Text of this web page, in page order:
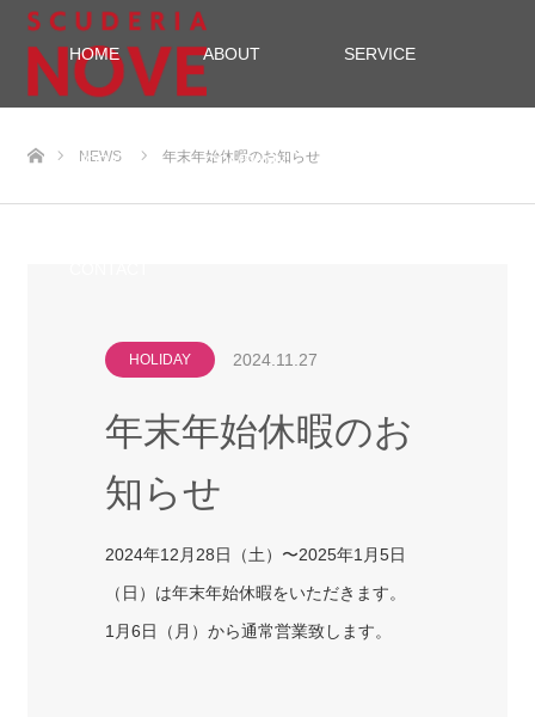
HOME ABOUT SERVICE
WORK COMPANY
NEWS 年末年始休暇のお知らせ
HOLIDAY 2024.11.27
年末年始休暇のお
知らせ
2024年12月28日（土）〜2025年1月5日
（日）は年末年始休暇をいただきます。
1月6日（月）から通常営業致します。